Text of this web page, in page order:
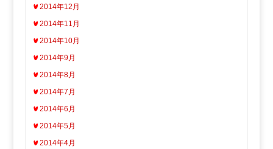
2014年12月
2014年11月
2014年10月
2014年9月
2014年8月
2014年7月
2014年6月
2014年5月
2014年4月